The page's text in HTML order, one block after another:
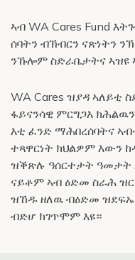
ኣብ WA Cares Fund
ሰባትን ብኽብርን ናጽነትን
ንኹሎም ስድራቤታትና ኣዝዩ
WA Cares ዝያዳ ኣለይቲ
ፋይናንሳዊ ምርግጋእ
እቲ ፈንድ ማሕበረሰባትና
ተጻዋርነት ክህልዎም እውን
ዝቕጽሉ ዓሰርተታት ዓመታት
ናይቶም ኣብ ዕድመ ስራሕ
ዝኸዱ ዘለዉ ብዕድመ
ብድሆ ክገጥሞም እዩ።